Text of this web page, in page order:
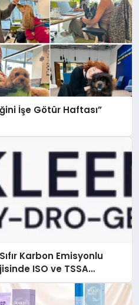
İşe Götür Haftası”
Karbon Emisyonlu
ISO ve TSSA